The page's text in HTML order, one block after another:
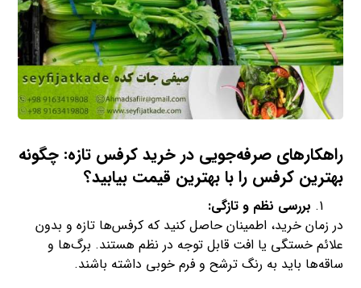
راهکارهای صرفه‌جویی در خرید کرفس تازه: چگونه
بهترین کرفس را با بهترین قیمت بیابید؟
بررسی نظم و تازگی:
در زمان خرید، اطمینان حاصل کنید که کرفس‌ها تازه و بدون
علائم خستگی یا افت قابل توجه در نظم هستند. برگ‌ها و
ساقه‌ها باید به رنگ ترشح و فرم خوبی داشته باشند.